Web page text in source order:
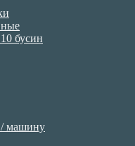
бусин
/ машину